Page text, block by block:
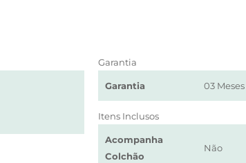
Garantia
Garantia 03 Meses
Itens Inclusos
Acompanha
Colchão
Não